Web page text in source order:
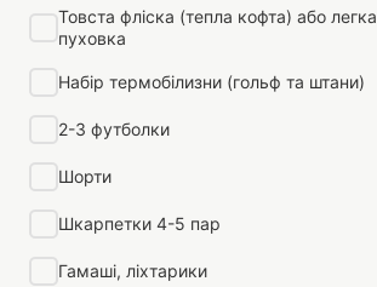
Товста фліска (тепла кофта) або легка
пуховка
Набір термобілизни (гольф та штани)
2-3 футболки
Шорти
Шкарпетки 4-5 пар
Гамаші, ліхтарики